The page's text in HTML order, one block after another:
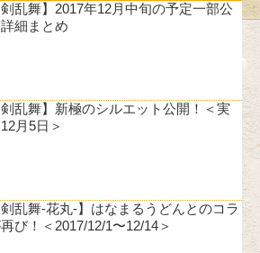
剣乱舞】2017年12月中旬の予定一部公
細まとめ
剣乱舞】新極のシルエット公開！＜実
月5日＞
剣乱舞-花丸-】はなまるうどんとのコラ
び！＜2017/12/1〜12/14＞